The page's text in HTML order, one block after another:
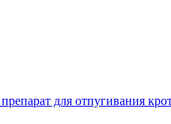
для отпугивания